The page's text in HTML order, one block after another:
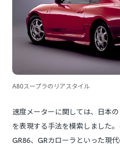
A80スープラのリアスタイル
速度メーターに関しては、日本
を表現する手法を模索しました
GR86、GRカローラといった現